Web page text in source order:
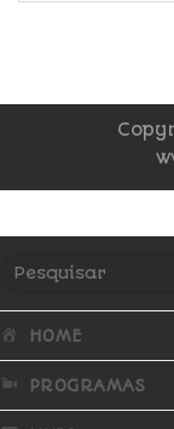
HOME
PROGRAMAS